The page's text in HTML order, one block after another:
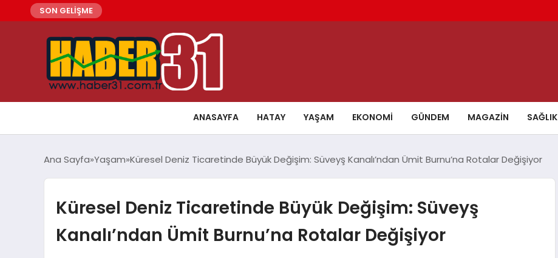
SON GELİŞME
ANASAYFA HATAY YAŞAM EKONOMI GÜNDEM MAGAZIN SAĞLIK
Ana Sayfa Yaşam Küresel Deniz Ticaretinde Büyük Değişim: Süveyş Kanalı’ndan Ümit Burnu’na Rotalar Değişiyor
Küresel Deniz Ticaretinde Büyük Değişim: Süveyş
Kanalı’ndan Ümit Burnu’na Rotalar Değişiyor